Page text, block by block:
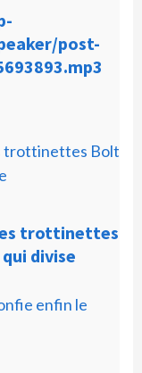
post-
trottinettes
divise